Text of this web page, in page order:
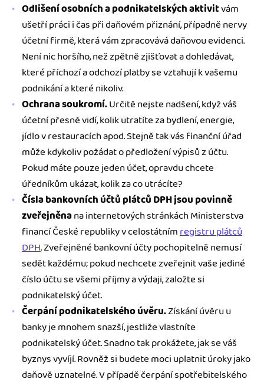
Odlišení osobních a podnikatelských aktivitvám
ušetří práci i čas při daňovém přiznání, případně nervy
účetní firmě, která vám zpracovává daňovou evidenci.
Není nic horšího, než zpětně zjišťovat a dohledávat,
které příchozí a odchozí platby se vztahují k vašemu
podnikání a které nikoliv.
Ochrana soukromí.Určitě nejste nadšení, když váš
účetní přesně vidí, kolik utratíte za bydlení, energie,
jídlo v restauracích apod. Stejně tak vás finanční úřad
může kdykoliv požádat o předložení výpisů z účtu.
Pokud máte pouze jeden účet, opravdu chcete
úředníkům ukázat, kolik za co utrácíte?
Čísla bankovních účtů plátců DPH jsou povinně
zveřejněnana internetových stránkách Ministerstva
financí České republiky v celostátnímregistru plátců
DPH. Zveřejněné bankovní účty pochopitelně nemusí
sedět každému; pokud nechcete zveřejnit vaše jediné
číslo účtu se všemi příjmy a výdaji, založte si
podnikatelský účet.
Čerpání podnikatelského úvěru.Získání úvěru u
banky je mnohem snazší, jestliže vlastníte
podnikatelský účet. Snadno tak prokážete, jak se váš
byznys vyvíjí. Rovněž si budete moci uplatnit úroky jako
daňově uznatelné. V případě čerpání spotřebitelského